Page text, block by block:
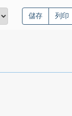
儲存 列印